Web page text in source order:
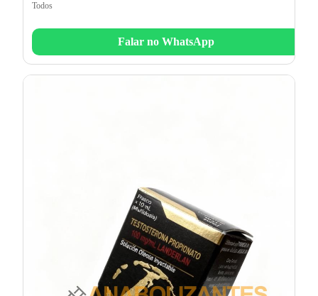
Todos
Falar no WhatsApp